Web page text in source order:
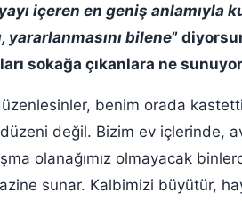
içeren en geniş anlamıyla
yararlanmasını bilene”
sokağa çıkanlara ne
benim orada
değil. Bizim ev içlerinde,
olanağımız olmayacak
sunar. Kalbimizi büyütür,